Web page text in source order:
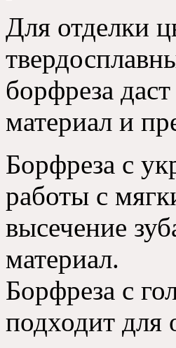
Для отделки
борфреза
материал и
Борфреза с
работы с
высечение
материал.
Борфреза с
подходит для